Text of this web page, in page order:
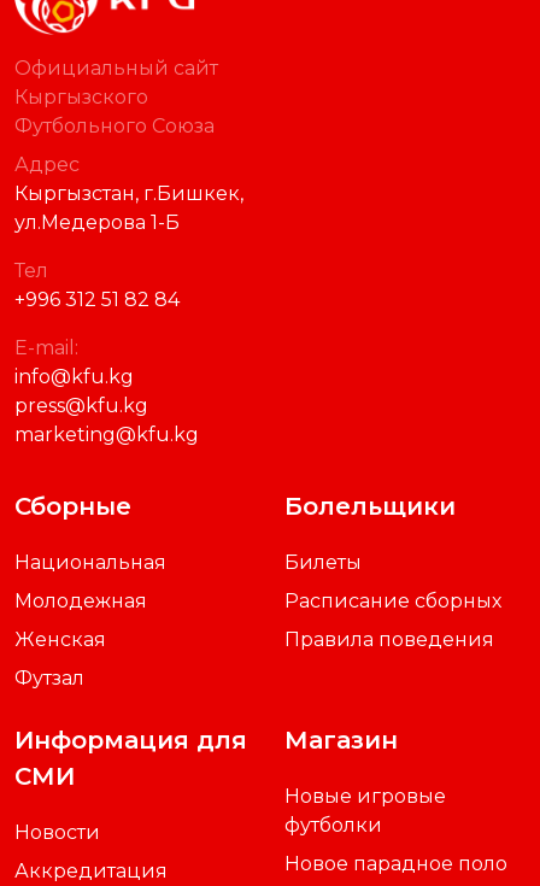
Официальный сайт
Кыргызского
Футбольного Союза
Адрес
Кыргызстан, г.Бишкек,
ул.Медерова 1-Б
Тел
+996 312 51 82 84
E-mail:
info@kfu.kg
press@kfu.kg
marketing@kfu.kg
Сборные
Национальная
Молодежная
Женская
Футзал
Болельщики
Билеты
Расписание сборных
Правила поведения
Информация для
СМИ
Новости
Аккредитация
Магазин
Новые игровые
футболки
Новое парадное поло